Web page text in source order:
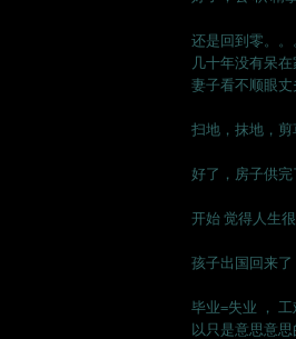
还是回到零。
几十年没有呆
妻子看不顺眼
扫地，抹地，剪
好了，房子供完
开始 觉得人生
孩子出国回来了
毕业=失业 ，
以只是意思意思